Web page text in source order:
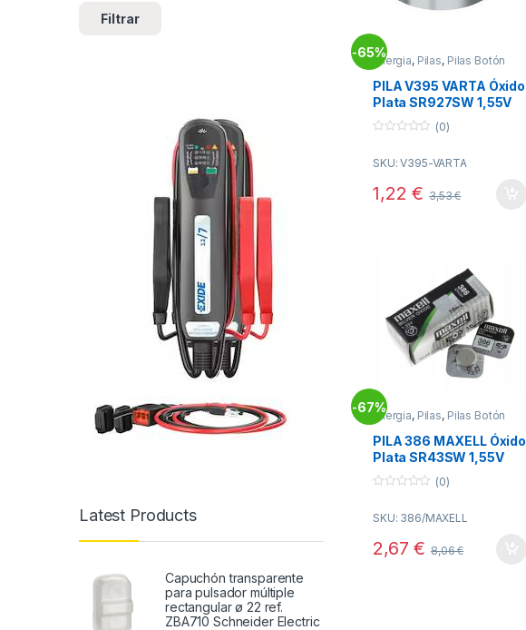
-65%
Energia, Pilas, Pilas Botón
PILA V395 VARTA Óxido
Plata SR927SW 1,55V
Relojes
u
o
(0)
SKU: V395-VARTA
1,22€ 3,53€
-67%
Energia, Pilas, Pilas Botón
PILA 386 MAXELL Óxido
Plata SR43SW 1,55V
Relojes
u
o
f
(0)
SKU: 386/MAXELL
2,67€ 8,06€
Filtrar
Latest Products
Capuchón transparente
para pulsador múltiple
rectangular ø 22 ref.
ZBA710 Schneider Electric